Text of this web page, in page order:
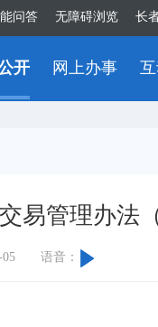
问答 无障碍浏览 长
开 网上办事
易管理办法
05 语音：